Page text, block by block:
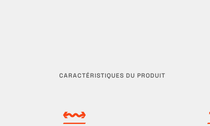
CARACTÉRISTIQUES DU PRODUIT